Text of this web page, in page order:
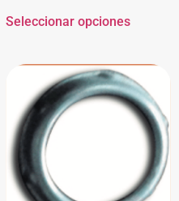
Seleccionar opciones